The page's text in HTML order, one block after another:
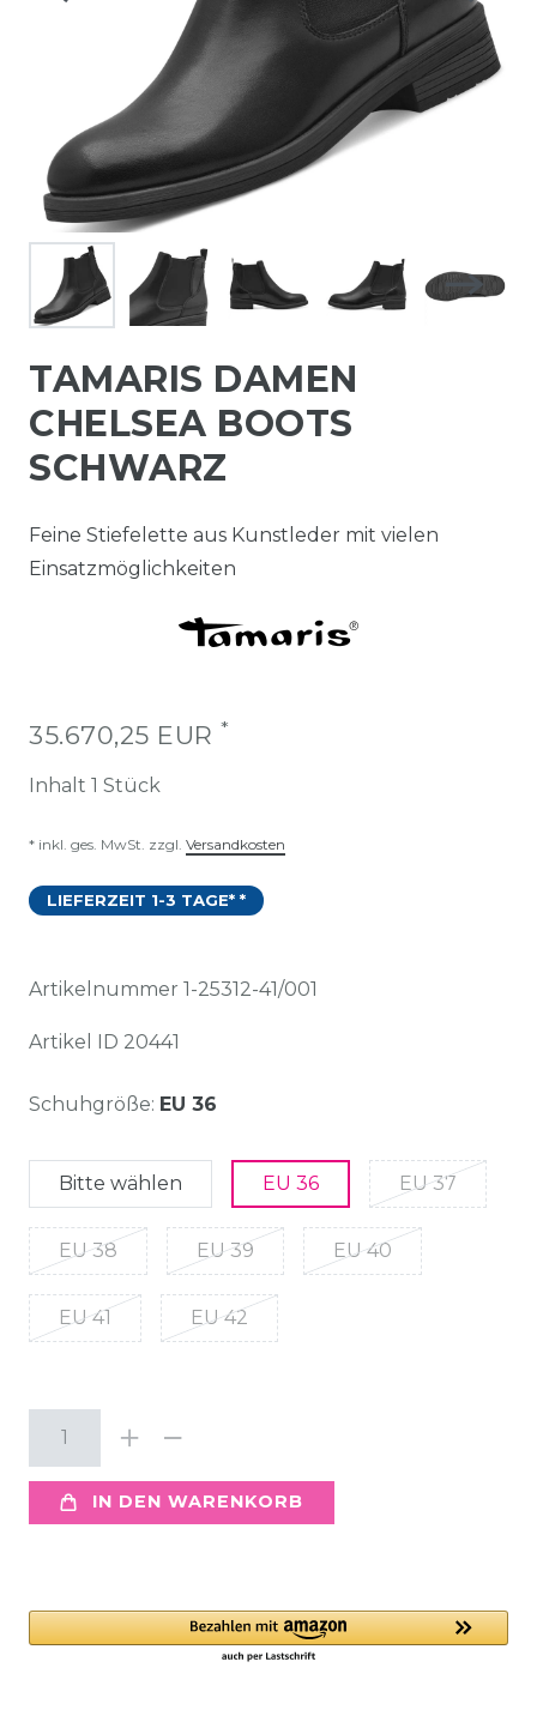
TAMARIS DAMEN
CHELSEA BOOTS
SCHWARZ
Feine Stiefelette aus Kunstleder mit vielen
Einsatzmöglichkeiten
35.670,25 EUR *
Inhalt 1 Stück
* inkl. ges. MwSt. zzgl. Versandkosten
LIEFERZEIT 1-3 TAGE* *
Artikelnummer 1-25312-41/001
Artikel ID 20441
Schuhgröße: EU 36
Bitte wählen EU 36 EU 37
EU 38 EU 39 EU 40
EU 41 EU 42
IN DEN WARENKORB